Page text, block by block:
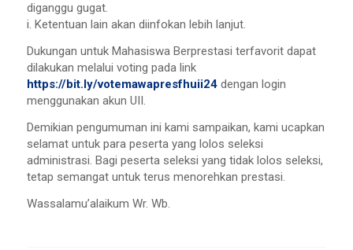
diganggu gugat.
i. Ketentuan lain akan diinfokan lebih lanjut.
Dukungan untuk Mahasiswa Berprestasi terfavorit dapat
dilakukan melalui voting pada link
https://bit.ly/votemawapresfhuii24dengan login
menggunakan akun UII.
Demikian pengumuman ini kami sampaikan, kami ucapkan
selamat untuk para peserta yang lolos seleksi
administrasi. Bagi peserta seleksi yang tidak lolos seleksi,
tetap semangat untuk terus menorehkan prestasi.
Wassalamu’alaikum Wr. Wb.